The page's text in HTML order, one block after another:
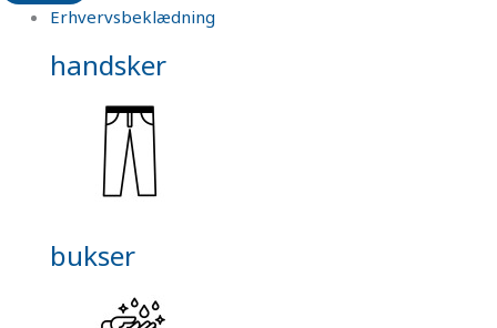
Erhvervsbeklædning
handsker
bukser